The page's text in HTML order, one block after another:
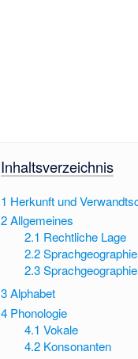
Inhaltsverzeichnis
1 Herkunft und
2Allgemeines
2.1 Rechtliche Lage
2.2
2.3
3Alphabet
4 Phonologie
4.1 Vokale
4.2 Konsonanten